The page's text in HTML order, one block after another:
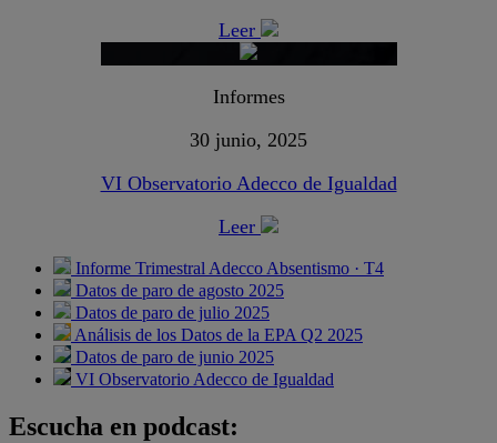
Leer
Informes
30 junio, 2025
VI Observatorio Adecco de Igualdad
Leer
Informe Trimestral Adecco Absentismo · T4
Datos de paro de agosto 2025
Datos de paro de julio 2025
Análisis de los Datos de la EPA Q2 2025
Datos de paro de junio 2025
VI Observatorio Adecco de Igualdad
Escucha en podcast: